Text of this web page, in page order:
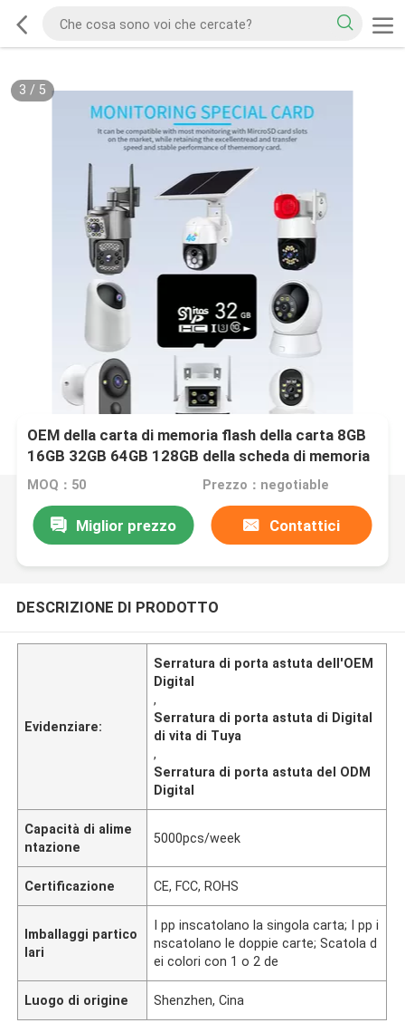
3 / 5
OEM della carta di memoria flash della carta 8GB
16GB 32GB 64GB 128GB della scheda di memoria
di TF SD/TF
MOQ：50 Prezzo：negotiable
Miglior prezzo Contattici
DESCRIZIONE DI PRODOTTO
Evidenziare:
Serratura di porta astuta dell'OEM
Digital
,
Serratura di porta astuta di Digital
di vita di Tuya
,
Serratura di porta astuta del ODM
Digital
Capacità di alime
ntazione
5000pcs/week
Certificazione CE, FCC, ROHS
Imballaggi partico
lari
I pp inscatolano la singola carta; I pp i
nscatolano le doppie carte; Scatola d
ei colori con 1 o 2 de
Luogo di origine Shenzhen, Cina